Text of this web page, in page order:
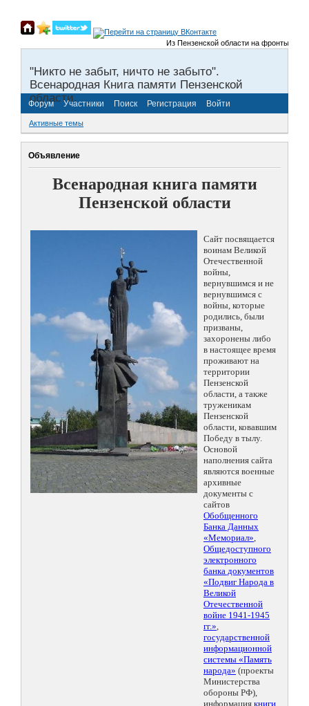
Из Пензенской области на фронты
"Никто не забыт, ничто не забыто".
Всенародная Книга памяти Пензенской
области.
Форум Участники Поиск Регистрация Войти
Активные темы
Объявление
Всенародная книга памяти
Пензенской области
Сайт посвящается
воинам Великой
Отечественной
войны,
вернувшимся и не
вернувшимся с
войны, которые
родились, были
призваны,
захоронены либо
в настоящее время
проживают на
территории
Пензенской
области, а также
труженикам
Пензенской
области, ковавшим
Победу в тылу.
Основой
наполнения сайта
являются военные
архивные
документы с
сайтов
Обобщенного
Банка Данных
«Мемориал»,
Общедоступного
электронного
банка документов
«Подвиг Народа в
Великой
Отечественной
войне 1941-1945
гг.»,
государственной
информационной
системы «Память
народа» (проекты
Министерства
обороны РФ),
информация книги